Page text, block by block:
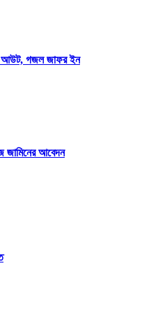
আউট, গজল জাফর ইন
জামিনের আবেদন